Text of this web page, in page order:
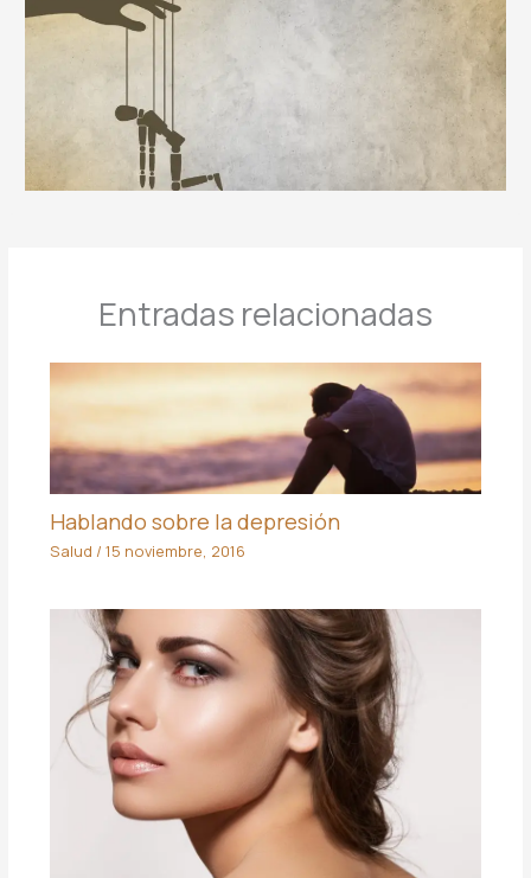
Entradas relacionadas
Hablando sobre la depresión
Salud / 15 noviembre, 2016